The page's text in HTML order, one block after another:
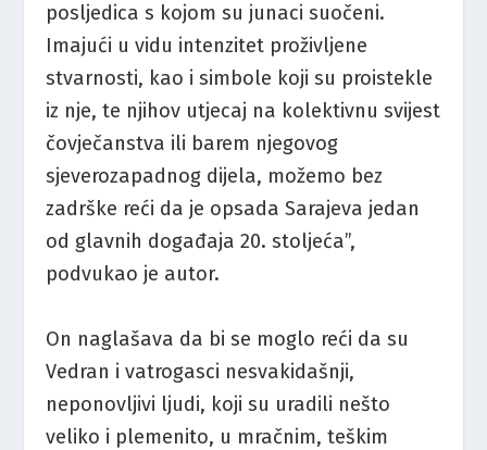
posljedica s kojom su junaci suočeni.
Imajući u vidu intenzitet proživljene
stvarnosti, kao i simbole koji su proistekle
iz nje, te njihov utjecaj na kolektivnu svijest
čovječanstva ili barem njegovog
sjeverozapadnog dijela, možemo bez
zadrške reći da je opsada Sarajeva jedan
od glavnih događaja 20. stoljeća”,
podvukao je autor.
On naglašava da bi se moglo reći da su
Vedran i vatrogasci nesvakidašnji,
neponovljivi ljudi, koji su uradili nešto
veliko i plemenito, u mračnim, teškim